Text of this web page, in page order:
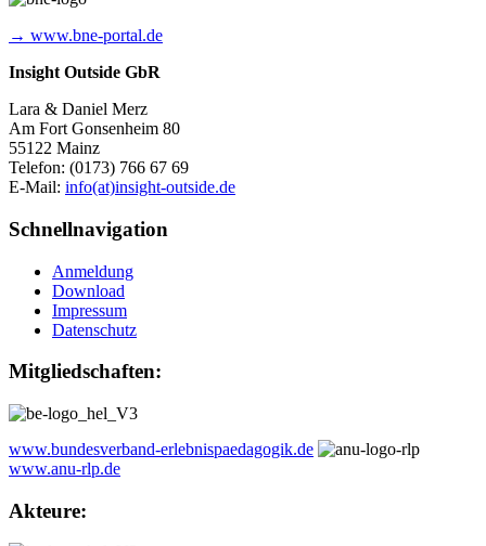
→ www.bne-portal.de
Insight Outside GbR
Lara & Daniel Merz
Am Fort Gonsenheim 80
55122 Mainz
Telefon: (0173) 766 67 69
E-Mail: info(at)insight-outside.de
Schnellnavigation
Anmeldung
Download
Impressum
Datenschutz
Mitgliedschaften:
www.bundesverband-erlebnispaedagogik.de
www.anu-rlp.de
Akteure: